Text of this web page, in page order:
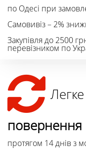
по Одесі при
Самовивіз – 2%
Закупівля до 2500
перевізником по
Легке
повернення
протягом 14 днів з